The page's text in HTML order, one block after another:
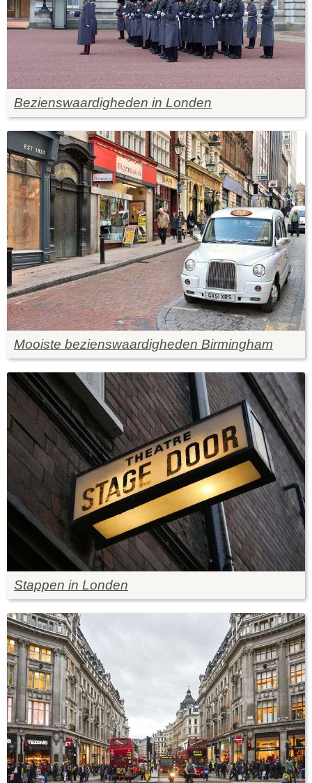
Bezienswaardigheden in Londen
Mooiste bezienswaardigheden Birmingham
Stappen in Londen